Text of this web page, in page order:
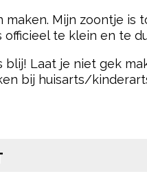
maken. Mijn zoontje
te klein en te
blij! Laat je niet gek
bij huisarts/